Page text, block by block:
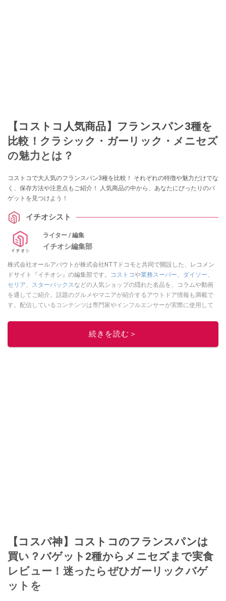
【コストコ人気商品】フランスパン3種を
比較！クラシック・ガーリック・メニセズ
の魅力とは？
コストコで大人気のフランスパン3種を比較！ それぞれの特徴や魅力だけでな
く、保存方法や注意点もご紹介！ 人気商品の中から、あなたにぴったりのバ
ゲットを見つけよう！
イチオシスト
ライター / 編集
イチオシ編集部
株式会社オールアバウトが株式会社NTTドコモと共同で開設した、レコメン
ドサイト『イチオシ』の編集部です。
コストコや業務スーパー ダイソー
セリア
スターバックス などの人気ショップの隠れた名品を、コラムや動画
を通してご紹介。話題のグルメやマニアが紹介するアウトドア情報も満載で
す。配信しているコンテンツは専門家やインフルエンサーが実際に使用して
ニュースでフォロー
続きを読む＞
【コスパ神】コストコのフランスパンは
買い？バゲット2種からメニセズまで実食
レビュー！迷ったらぜひガーリックバゲ
ットを